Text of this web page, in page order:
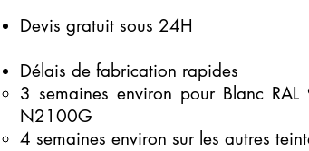
Devis gratuit sous 24H
Délais de fabrication rapides
3 semaines environ pour Blanc
N2100G
4 semaines environ sur les autres